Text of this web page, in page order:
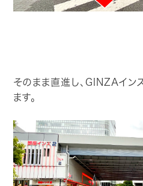
そのまま直進し、GINZAイン
ます。